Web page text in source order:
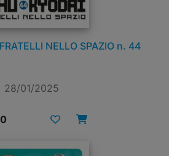
NELLO SPAZIO n. 44
28/01/2025